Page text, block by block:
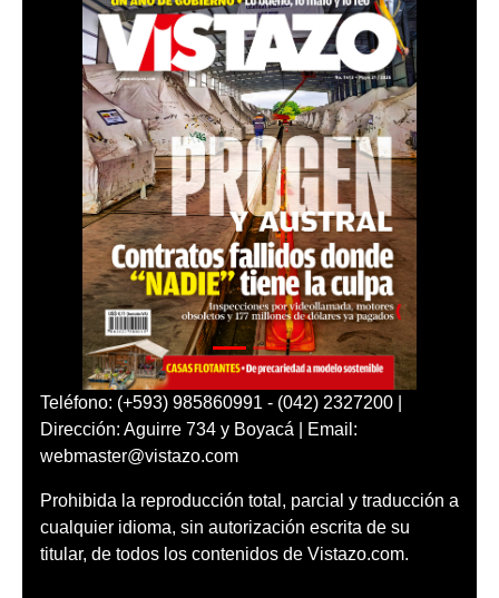
Teléfono: (+593) 985860991 - (042) 2327200 |
Dirección: Aguirre 734 y Boyacá | Email:
webmaster@vistazo.com
Prohibida la reproducción total, parcial y traducción a
cualquier idioma, sin autorización escrita de su
titular, de todos los contenidos de Vistazo.com.